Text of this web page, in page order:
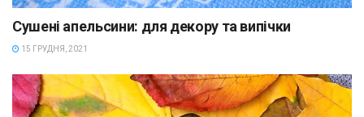
Сушені апельсини: для декору та випічки
15 ГРУДНЯ, 2021